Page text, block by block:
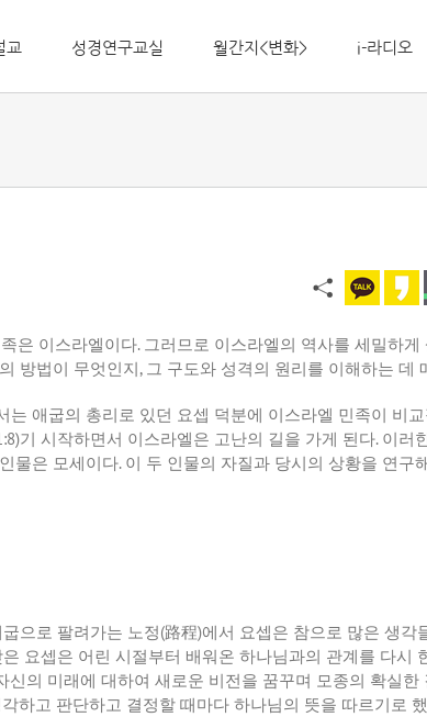
교 성경연구교실 월간지<변화> i-라디오
은 이스라엘이다. 그러므로 이스라엘의 역사를 세밀하게
방법이 무엇인지, 그 구도와 성격의 원리를 이해하는 데
는 애굽의 총리로 있던 요셉 덕분에 이스라엘 민족이 비
기 시작하면서 이스라엘은 고난의 길을 가게 된다. 이러
물은 모세이다. 이 두 인물의 자질과 당시의 상황을 연구
굽으로 팔려가는 노정(路程)에서 요셉은 참으로 많은 생각
요셉은 어린 시절부터 배워온 하나님과의 관계를 다시
의 미래에 대하여 새로운 비전을 꿈꾸며 모종의 확실한
하고 판단하고 결정할 때마다 하나님의 뜻을 따르기로